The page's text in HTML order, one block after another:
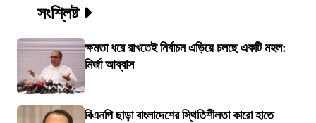
সংশ্লিষ্ট
ক্ষমতা ধরে রাখতেই নির্বাচন এড়িয়ে চলছে একটি মহল:
মির্জা আব্বাস
বিএনপি ছাড়া বাংলাদেশের স্থিতিশীলতা কারো হাতে